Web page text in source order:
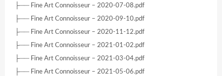
├── Fine Art Connoisseur – 2020-07-08.pdf
├── Fine Art Connoisseur – 2020-09-10.pdf
├── Fine Art Connoisseur – 2020-11-12.pdf
├── Fine Art Connoisseur – 2021-01-02.pdf
├── Fine Art Connoisseur – 2021-03-04.pdf
├── Fine Art Connoisseur – 2021-05-06.pdf